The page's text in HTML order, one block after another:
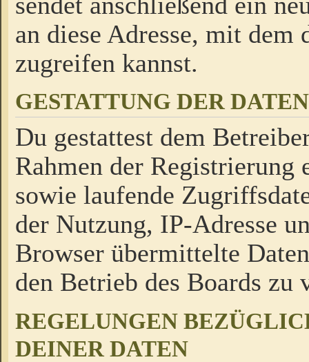
an diese Adresse, mit dem
zugreifen kannst.
GESTATTUNG DER
Du gestattest dem
Rahmen der Registrierung
sowie laufende
der Nutzung, IP-Adresse
Browser übermittelte
den Betrieb des Boards zu
REGELUNGEN
DEINER DATEN